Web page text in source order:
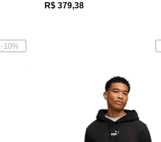
R$ 379,38
-10%